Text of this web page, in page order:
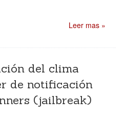
Leer mas »
del clima
de notificación
(jailbreak)